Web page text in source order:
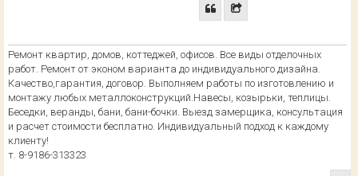
Ремонт квартир, домов, коттеджей, офисов. Все виды отделочных
работ. Ремонт от эконом варианта до индивидуального дизайна.
Качество,гарантия, договор. Выполняем работы по изготовлению и
монтажу любых металлоконструкций.Навесы, козырьки, теплицы.
Беседки, веранды, бани, бани-бочки. Выезд замерщика, консультация
и расчет стоимости бесплатно. Индивидуальный подход к каждому
клиенту!
т. 8-9186-313323